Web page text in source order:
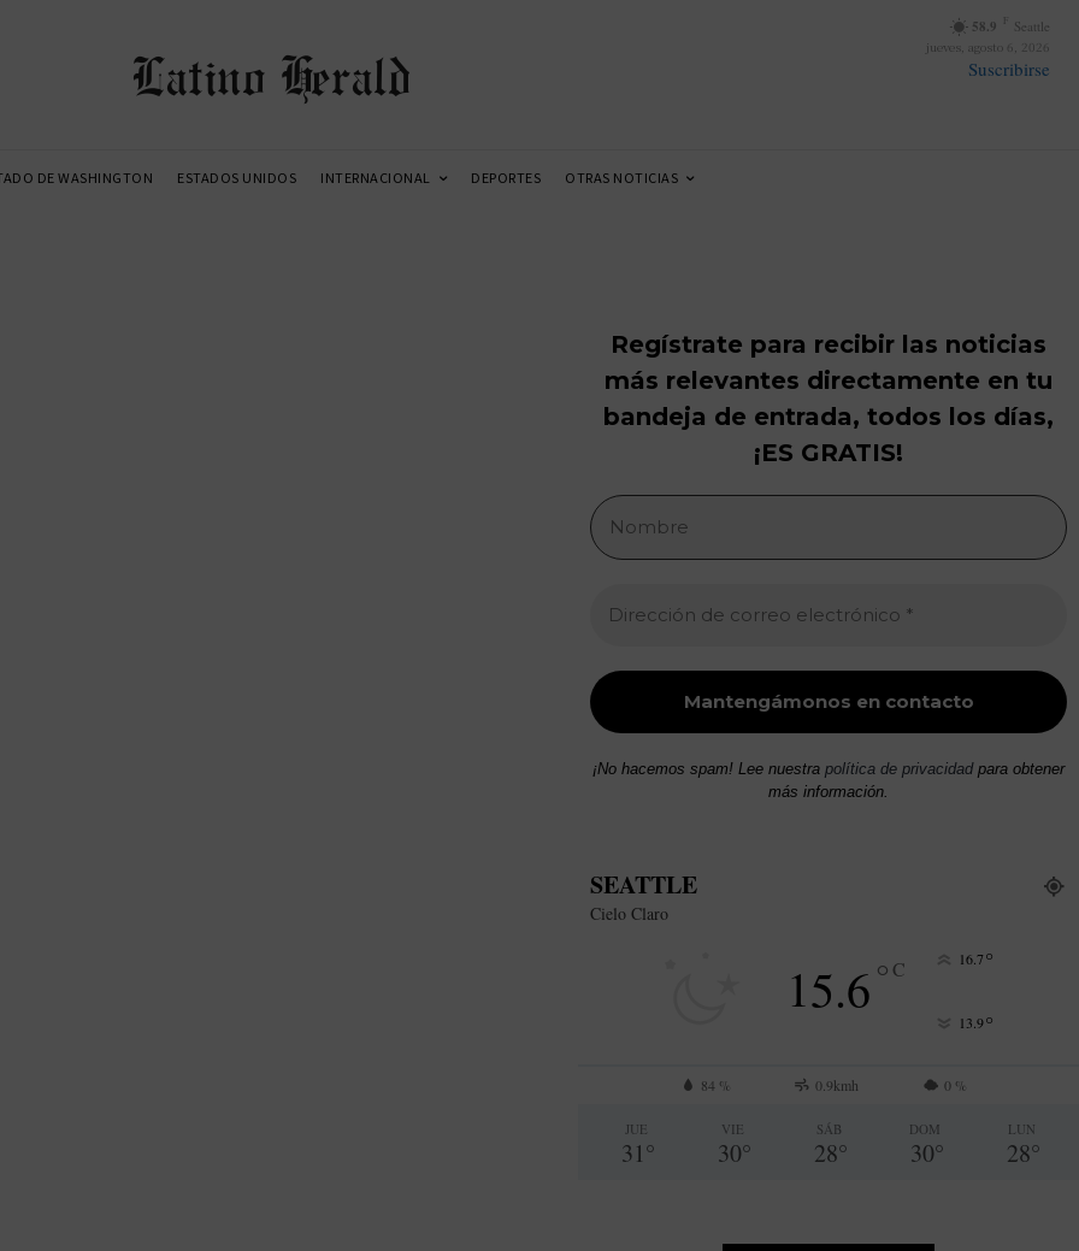
Latino Herald
58.9 F
Seattle
jueves, agosto 6, 2026
Suscribirse
DE WASHINGTON ESTADOS UNIDOS INTERNACIONAL DEPORTES OTRAS NOTICIAS
Regístrate para recibir las noticias
más relevantes directamente en tu
bandeja de entrada, todos los días,
¡ES GRATIS!
¡No hacemos spam! Lee nuestra política de privacidadpara obtener
más información.
SEATTLE
Cielo Claro
15.6°C 16.7°
13.9°
84 % 0.9kmh 0 %
JUE
31°
VIE
30°
SÁB
28°
DOM
30°
LUN
28°